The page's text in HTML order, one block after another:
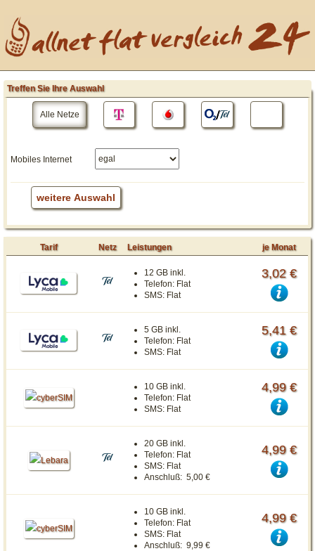
Alle Netze
Treffen Sie Ihre Auswahl
Mobiles Internet
weitere Auswahl
Tarif Netz Leistungen je Monat
12 GB inkl.
Telefon: Flat
SMS: Flat
3,02 €
5 GB inkl.
Telefon: Flat
SMS: Flat
5,41 €
10 GB inkl.
Telefon: Flat
SMS: Flat
4,99 €
20 GB inkl.
Telefon: Flat
SMS: Flat
Anschluß: 5,00 €
4,99 €
10 GB inkl.
Telefon: Flat
SMS: Flat
Anschluß: 9,99 €
4,99 €